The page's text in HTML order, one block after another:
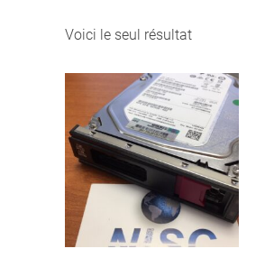
Voici le seul résultat